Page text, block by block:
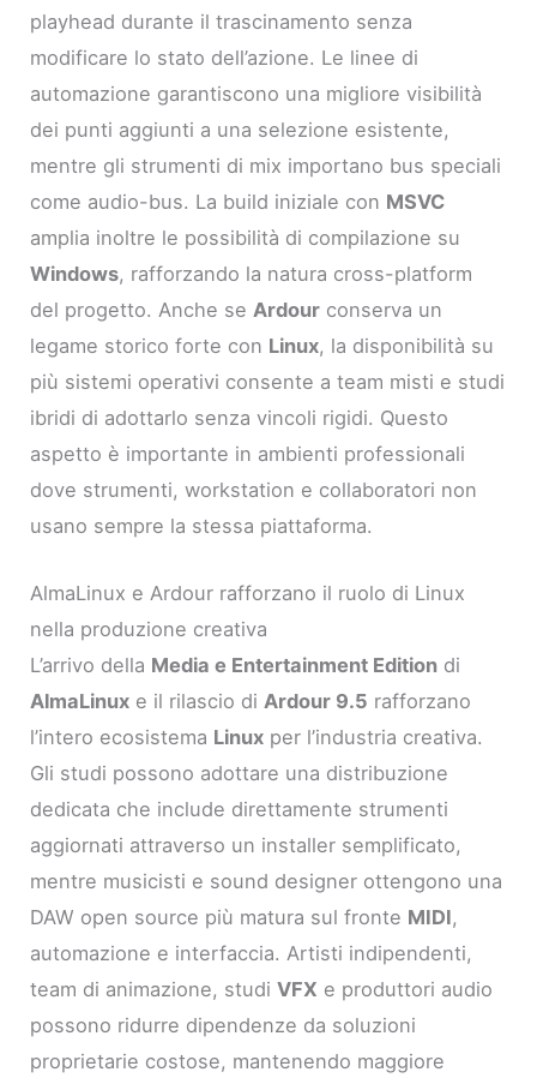
playhead durante il trascinamento senza
modificare lo stato dell’azione. Le linee di
automazione garantiscono una migliore visibilità
dei punti aggiunti a una selezione esistente,
mentre gli strumenti di mix importano bus speciali
come audio-bus. La build iniziale con MSVC
amplia inoltre le possibilità di compilazione su
Windows, rafforzando la natura cross-platform
del progetto. Anche seArdour conserva un
legame storico forte con Linux, la disponibilità su
più sistemi operativi consente a team misti e studi
ibridi di adottarlo senza vincoli rigidi. Questo
aspetto è importante in ambienti professionali
dove strumenti, workstation e collaboratori non
usano sempre la stessa piattaforma.
AlmaLinux e Ardour rafforzano il ruolo di Linux
nella produzione creativa
L’arrivo della Media e Entertainment Edition di
AlmaLinux e il rilascio diArdour 9.5 rafforzano
l’intero ecosistema Linux per l’industria creativa.
Gli studi possono adottare una distribuzione
dedicata che include direttamente strumenti
aggiornati attraverso un installer semplificato,
mentre musicisti e sound designer ottengono una
DAW open source più matura sul fronte MIDI,
automazione e interfaccia. Artisti indipendenti,
team di animazione, studiVFX e produttori audio
possono ridurre dipendenze da soluzioni
proprietarie costose, mantenendo maggiore